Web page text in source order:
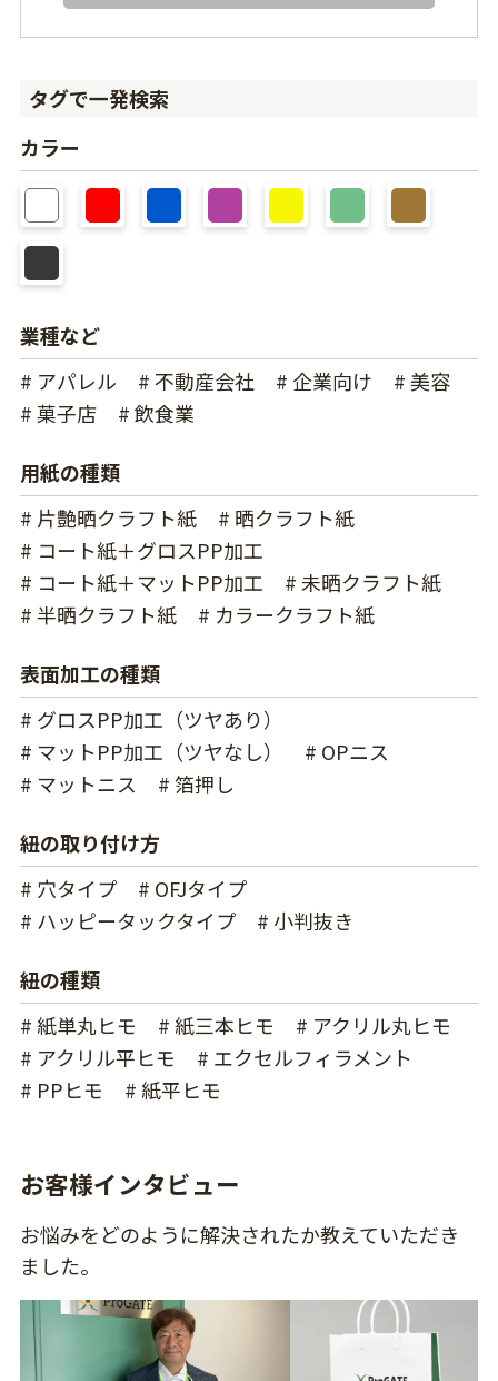
タグで一発検索
カラー
業種など
# アパレル
# 不動産会社 # 企業向け
# 美容
# 菓子店
# 飲食業
用紙の種類
# 片艶晒クラフト紙
# 晒クラフト紙
# コート紙＋グロスPP加工
# コート紙＋マットPP加工
# 未晒クラフト紙
# 半晒クラフト紙
# カラークラフト紙
表面加工の種類
# グロスPP加工（ツヤあり）
# マットPP加工（ツヤなし）
# OPニス
# マットニス
# 箔押し
紐の取り付け方
# 穴タイプ
# OFJタイプ
# ハッピータックタイプ
# 小判抜き
紐の種類
# 紙単丸ヒモ
# 紙三本ヒモ
# アクリル丸ヒモ
# アクリル平ヒモ
# エクセルフィラメント
# PPヒモ
# 紙平ヒモ
お客様インタビュー
お悩みをどのように解決されたか教えていただき
ました。